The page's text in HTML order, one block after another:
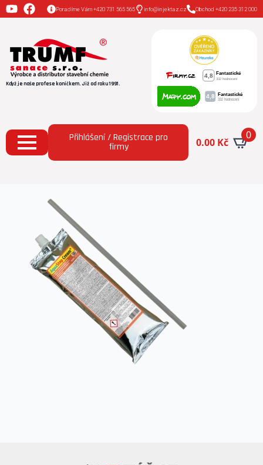
Poradíme Vám +420 731 565 565 info@injektaz.cz Obchod +420 235 312 000
Když je naše profese koníčkem. Již od roku 1991.
Přihlášení / Registrace pro
firmy 0.00 Kč
0